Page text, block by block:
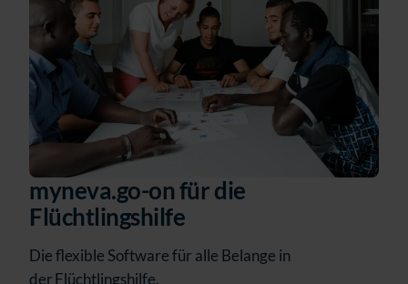
myneva.go-on für die
Flüchtlingshilfe
Die flexible Software für alle Belange in
der Flüchtlingshilfe.